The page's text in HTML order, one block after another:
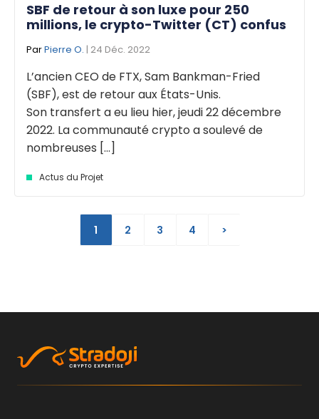
SBF de retour à son luxe pour 250
millions, le crypto-Twitter (CT) confus
ParPierre O. | 24 Déc. 2022
L’ancien CEO de FTX, Sam Bankman-Fried
(SBF), est de retour aux États-Unis.
Son transfert a eu lieu hier, jeudi 22 décembre
2022. La communauté crypto a soulevé de
nombreuses [...]
Actus du Projet
1 2 3 4 >